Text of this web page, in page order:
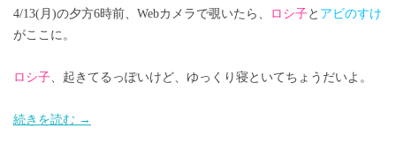
4/13(月)の夕方6時前、Webカメラで覗いたら、
ロシ子と アビのすけ
がここに。
ロシ子 、起きてるっぽいけど、ゆっくり寝といてちょうだいよ。
続きを読む →